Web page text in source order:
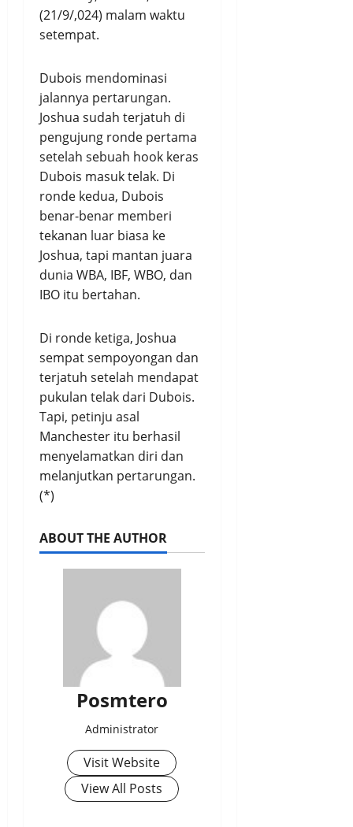
(21/9/,024) malam waktu
setempat.
Dubois mendominasi
jalannya pertarungan.
Joshua sudah terjatuh di
pengujung ronde pertama
setelah sebuah hook keras
Dubois masuk telak. Di
ronde kedua, Dubois
benar-benar memberi
tekanan luar biasa ke
Joshua, tapi mantan juara
dunia WBA, IBF, WBO, dan
IBO itu bertahan.
Di ronde ketiga, Joshua
sempat sempoyongan dan
terjatuh setelah mendapat
pukulan telak dari Dubois.
Tapi, petinju asal
Manchester itu berhasil
menyelamatkan diri dan
melanjutkan pertarungan.
(*)
ABOUT THE AUTHOR
Posmtero
Administrator
Visit Website
View All Posts